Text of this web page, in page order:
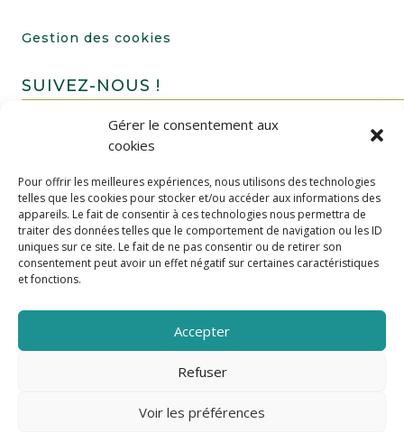
Gérer le consentement aux
cookies
Pour offrir les meilleures expériences, nous utilisons des technologies
telles que les cookies pour stocker et/ou accéder aux informations des
appareils. Le fait de consentir à ces technologies nous permettra de
traiter des données telles que le comportement de navigation ou les ID
uniques sur ce site. Le fait de ne pas consentir ou de retirer son
consentement peut avoir un effet négatif sur certaines caractéristiques
et fonctions.
Accepter
Refuser
Voir les préférences
Gestion des cookies
SUIVEZ-NOUS !
FAIRE UN DON